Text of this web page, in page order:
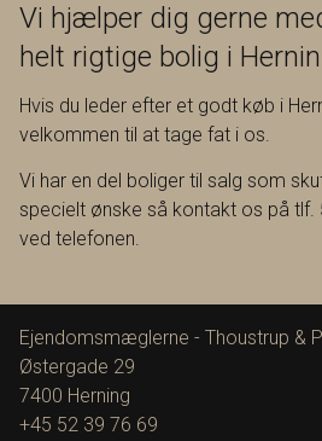
Vi hjælper dig gerne
helt rigtige bolig i
Hvis du leder efter et godt køb i
velkommen til at tage fat i os.
Vi har en del boliger til salg som
specielt ønske så kontakt os på tlf.
ved telefonen.
Ejendomsmæglerne - Thoustrup &
Østergade 29
7400 Herning
+45 52 39 76 69